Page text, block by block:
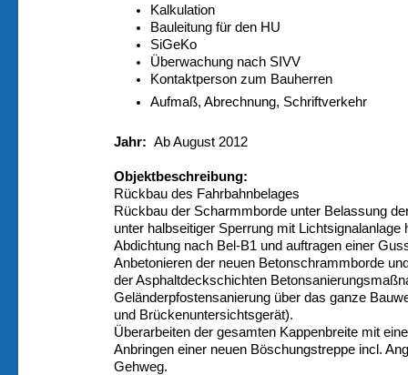
Kalkulation
Bauleitung für den HU
SiGeKo
Überwachung nach SIVV
Kontaktperson zum Bauherren
Aufmaß, Abrechnung, Schriftverkehr
Jahr: Ab August 2012
Objektbeschreibung:
Rückbau des Fahrbahnbelages
Rückbau der Scharmmborde unter Belassung
unter halbseitiger Sperrung mit Lichtsignalanlage
Abdichtung nach Bel-B1 und auftragen einer
Anbetonieren der neuen Betonschrammborde
der Asphaltdeckschichten
Geländerpfostensanierung über das ganze
und Brückenuntersichtsgerät).
Überarbeiten der gesamten Kappenbreite mit
Anbringen einer neuen Böschungstreppe incl.
Gehweg.